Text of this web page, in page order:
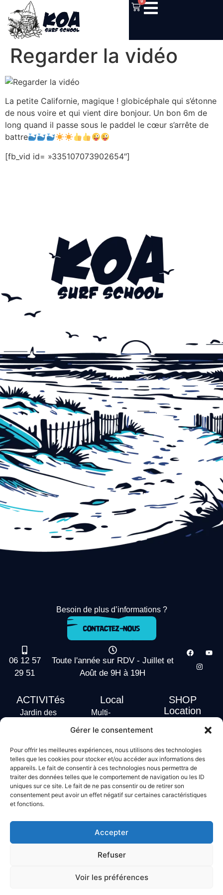
Gérer le consentement
Pour offrir les meilleures expériences, nous utilisons des technologies
telles que les cookies pour stocker et/ou accéder aux informations des
appareils. Le fait de consentir à ces technologies nous permettra de
traiter des données telles que le comportement de navigation ou les ID
uniques sur ce site. Le fait de ne pas consentir ou de retirer son
consentement peut avoir un effet négatif sur certaines caractéristiques
et fonctions.
Accepter
Refuser
Voir les préférences
Regarder la vidéo
La petite Californie, magique ! globicéphale qui s’étonne
de nous voire et qui vient dire bonjour. Un bon 6m de
long quand il passe sous le paddel le cœur s’arrête de
battre
[fb_vid id= »335107073902654″]
Besoin de plus d’informations ?
06 12 57
29 51
Toute l'année sur RDV - Juillet et
Août de 9H à 19H
ACTIVITés
Jardin des
Stand Up
Paddle
Bodyboard
Local
Multi-
Hébergement
SHOP
Location
Politique de confidentialité